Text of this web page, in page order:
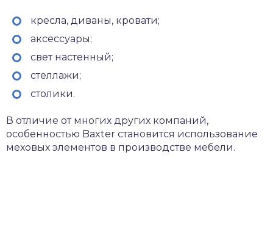
кресла, диваны, кровати;
аксессуары;
свет настенный;
стеллажи;
столики.
В отличие от многих других компаний,
особенностью Baxter становится использование
меховых элементов в производстве мебели.